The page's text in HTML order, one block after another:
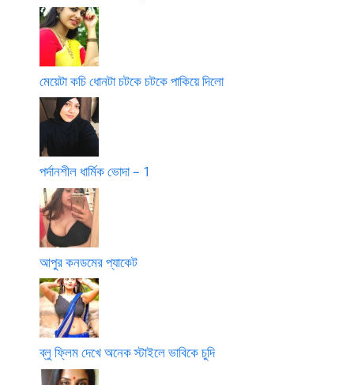
মেয়েটা কচি ধোনটা চটকে চটকে পাকিয়ে দিলো
পর্দানশীল ধার্মিক ভোদা – 1
আপুর কনডমের প্যাকেট
ব্লু ফ্লিম দেখে অনেক স্টাইলে ভাবিকে চুদি